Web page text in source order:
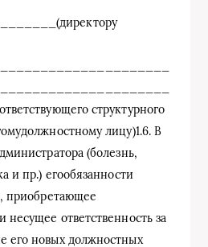
структурного
лицу)1.6. В
(болезнь,
и пр.) егообязанности
приобретающее
несущее ответственность за
его новых должностных